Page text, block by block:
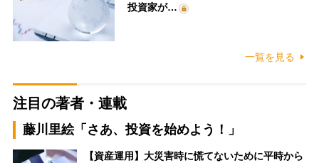
投資家が…
一覧を見る
注目の著者・連載
藤川里絵「さあ、投資を始めよう！」
【資産運用】大災害時に慌てないために平時から